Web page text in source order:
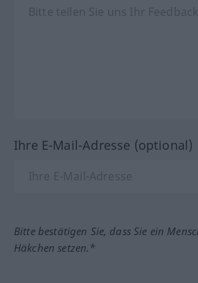
Ihre E-Mail-Adresse (optional)
Bitte bestätigen Sie, dass Sie ein
Häkchen setzen.*